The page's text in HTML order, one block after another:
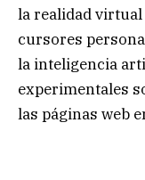
la realidad virtual
cursores
la inteligencia
experimentales
las páginas web